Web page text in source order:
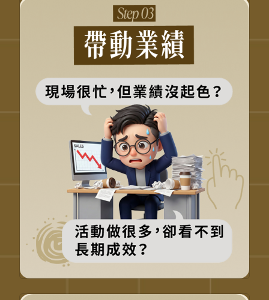
把服務與帶人，直接接上
營收成果
讓服務自然帶出回流與加購
把顧客好感轉成營收動能
不靠硬推，也能帶動業績